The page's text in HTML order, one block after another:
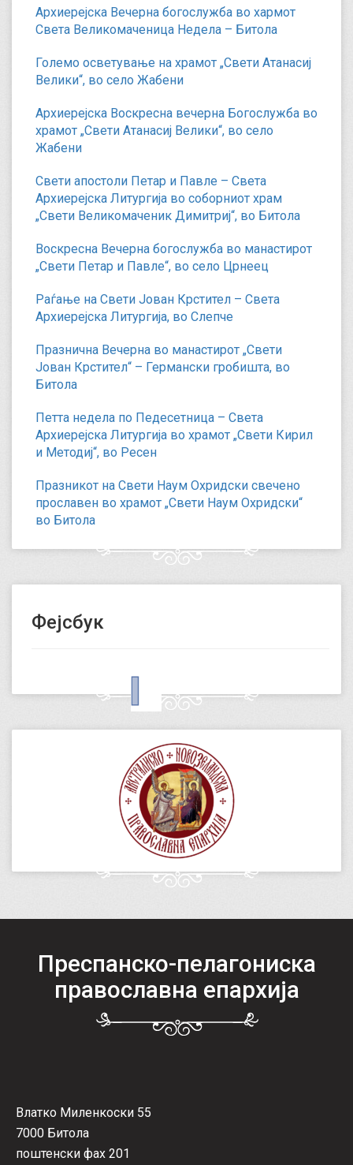
Архиерејска Вечерна богослужба во хармот
Света Великомаченица Недела – Битола
Големо осветување на храмот „Свети Атанасиј
Велики“, во село Жабени
Архиерејска Воскресна вечерна Богослужба во
храмот „Свети Атанасиј Велики“, во село
Жабени
Свети апостоли Петар и Павле – Света
Архиерејска Литургија во соборниот храм
„Свети Великомаченик Димитриј“, во Битола
Воскресна Вечерна богослужба во манастирот
„Свети Петар и Павле“, во село Црнеец
Раѓање на Свети Јован Крстител – Света
Архиерејска Литургија, во Слепче
Празнична Вечерна во манастирот „Свети
Јован Крстител“ – Германски гробишта, во
Битола
Петта недела по Педесетница – Света
Архиерејска Литургија во храмот „Свети Кирил
и Методиј“, во Ресен
Празникот на Свети Наум Охридски свечено
прославен во храмот „Свети Наум Охридски“
во Битола
Фејсбук
Преспанско-пелагониска
православна епархија
Влатко Миленкоски 55
7000 Битола
поштенски фах 201